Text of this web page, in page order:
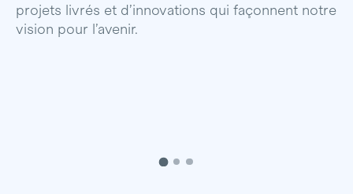
projets livrés et d’innovations qui façonnent notre
vision pour l’avenir.